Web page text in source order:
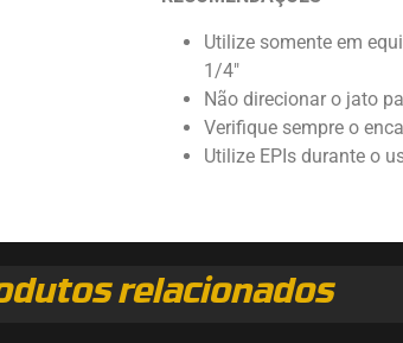
Utilize somente em
1/4″
Não direcionar o jato
Verifique sempre o
Utilize EPIs durante o
relacionados